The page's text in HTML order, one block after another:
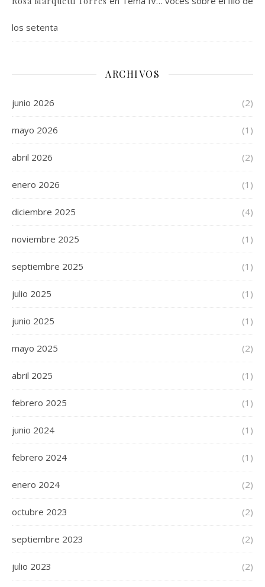
los setenta
ARCHIVOS
junio 2026 (2)
mayo 2026 (1)
abril 2026 (2)
enero 2026 (1)
diciembre 2025 (4)
noviembre 2025 (1)
septiembre 2025 (1)
julio 2025 (1)
junio 2025 (1)
mayo 2025 (2)
abril 2025 (1)
febrero 2025 (1)
junio 2024 (1)
febrero 2024 (1)
enero 2024 (2)
octubre 2023 (2)
septiembre 2023 (2)
julio 2023 (2)